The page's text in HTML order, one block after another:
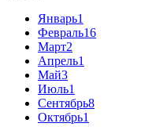
Январь1
Февраль16
Март2
Апрель1
Май3
Июль1
Сентябрь8
Октябрь1